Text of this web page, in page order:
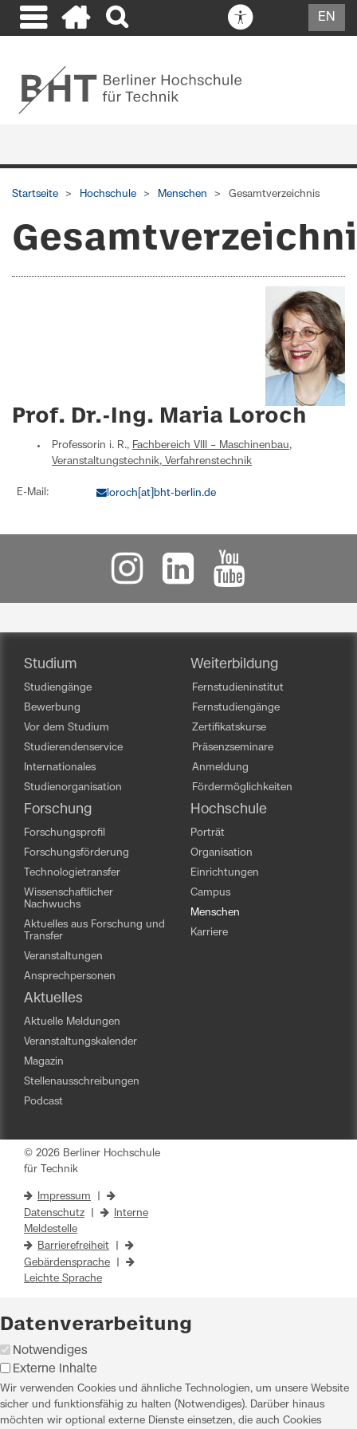
EN
Startseite Hochschule Menschen Gesamtverzeichnis
Prof. Dr.-Ing. Maria Loroch
Professorin i. R., Fachbereich VIII – Maschinenbau,
Veranstaltungstechnik, Verfahrenstechnik
E-Mail: loroch[at]bht-berlin.de
Studium
Studiengänge
Bewerbung
Vor dem Studium
Studierendenservice
Internationales
Studienorganisation
Weiterbildung
Fernstudieninstitut
Fernstudiengänge
Zertifikatskurse
Präsenzseminare
Anmeldung
Fördermöglichkeiten
Forschung
Forschungsprofil
Forschungsförderung
Technologietransfer
Wissenschaftlicher
Nachwuchs
Aktuelles aus Forschung und
Transfer
Veranstaltungen
Ansprechpersonen
Hochschule
Porträt
Organisation
Einrichtungen
Campus
Menschen
Karriere
Aktuelles
Aktuelle Meldungen
Veranstaltungskalender
Magazin
Stellenausschreibungen
Podcast
© 2026 Berliner Hochschule
für Technik
Impressum
Datenschutz
Interne
Meldestelle
Barrierefreiheit
Gebärdensprache
Leichte Sprache
Datenverarbeitung
Notwendiges
Externe Inhalte
Wir verwenden Cookies und ähnliche Technologien, um unsere Website
sicher und funktionsfähig zu halten (Notwendiges). Darüber hinaus
möchten wir optional externe Dienste einsetzen, die auch Cookies